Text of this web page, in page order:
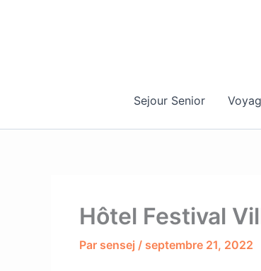
Sejour Senior
Hôtel Festival
Par sensej / septembre 21, 2022